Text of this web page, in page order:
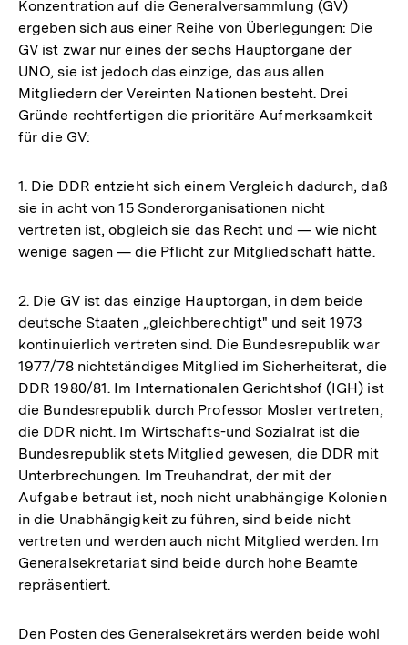
Konzentration auf die Generalversammlung (GV)
ergeben sich aus einer Reihe von Überlegungen: Die
GV ist zwar nur eines der sechs Hauptorgane der
UNO, sie ist jedoch das einzige, das aus allen
Mitgliedern der Vereinten Nationen besteht. Drei
Gründe rechtfertigen die prioritäre Aufmerksamkeit
für die GV:
1. Die DDR entzieht sich einem Vergleich dadurch, daß
sie in acht von 15 Sonderorganisationen nicht
vertreten ist, obgleich sie das Recht und — wie nicht
wenige sagen — die Pflicht zur Mitgliedschaft hätte.
2. Die GV ist das einzige Hauptorgan, in dem beide
deutsche Staaten „gleichberechtigt" und seit 1973
kontinuierlich vertreten sind. Die Bundesrepublik war
1977/78 nichtständiges Mitglied im Sicherheitsrat, die
DDR 1980/81. Im Internationalen Gerichtshof (IGH) ist
die Bundesrepublik durch Professor Mosler vertreten,
die DDR nicht. Im Wirtschafts-und Sozialrat ist die
Bundesrepublik stets Mitglied gewesen, die DDR mit
Unterbrechungen. Im Treuhandrat, der mit der
Aufgabe betraut ist, noch nicht unabhängige Kolonien
in die Unabhängigkeit zu führen, sind beide nicht
vertreten und werden auch nicht Mitglied werden. Im
Generalsekretariat sind beide durch hohe Beamte
repräsentiert.
Den Posten des Generalsekretärs werden beide wohl